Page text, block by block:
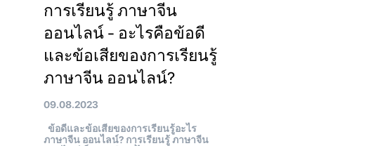
การเรียนรู้ ภาษาจีน
ออนไลน์ - อะไรคือข้อดี
และข้อเสียของการเรียนรู้
ภาษาจีน ออนไลน์?
09.08.2023
ข้อดีและข้อเสียของการเรียนรู้อะไร
ภาษาจีน ออนไลน์? การเรียนรู้ ภาษาจีน